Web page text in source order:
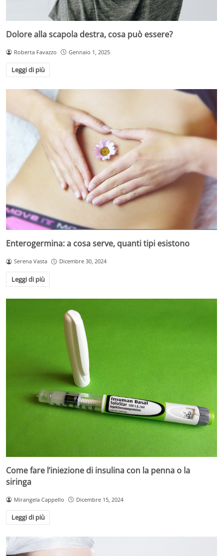
Dolore alla scapola destra, cosa può essere?
Roberta Favazzo Gennaio 1, 2025
Leggi di più
Enterogermina: a cosa serve, quanti tipi esistono
Serena Vasta Dicembre 30, 2024
Leggi di più
Come fare l’iniezione di insulina con la penna o la
siringa
Mirangela Cappello Dicembre 15, 2024
Leggi di più